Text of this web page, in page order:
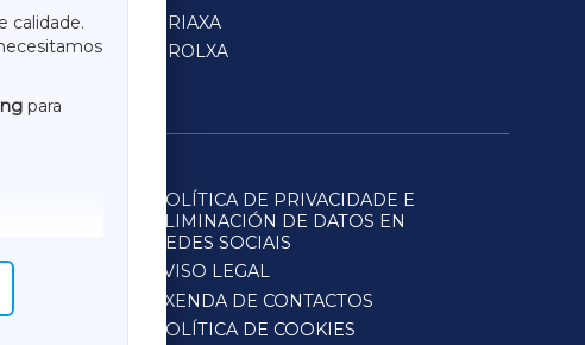
calidade.
para
SARRIAXA
FERROLXA
POLÍTICA DE PRIVACIDADE E
ELIMINACIÓN DE DATOS EN
REDES SOCIAIS
AVISO LEGAL
AXENDA DE CONTACTOS
POLÍTICA DE COOKIES